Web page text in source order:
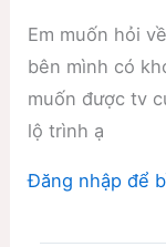
Em muốn hỏi
bên mình có
muốn được tv
lộ trình ạ
Đăng nhập để